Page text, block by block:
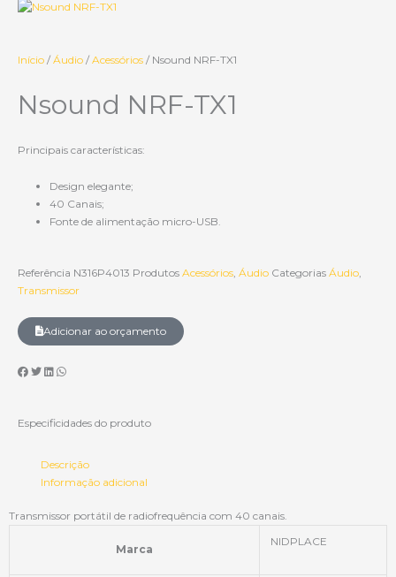
Início / Áudio / Acessórios / Nsound NRF-TX1
Nsound NRF-TX1
Principais características:
Design elegante;
40 Canais;
Fonte de alimentação micro-USB.
Referência N316P4013 Produtos Acessórios Áudio Categorias Áudio
Transmissor
Adicionar ao orçamento
Especificidades do produto
Descrição
Informação adicional
Transmissor portátil de radiofrequência com 40 canais.
Marca
NIDPLACE